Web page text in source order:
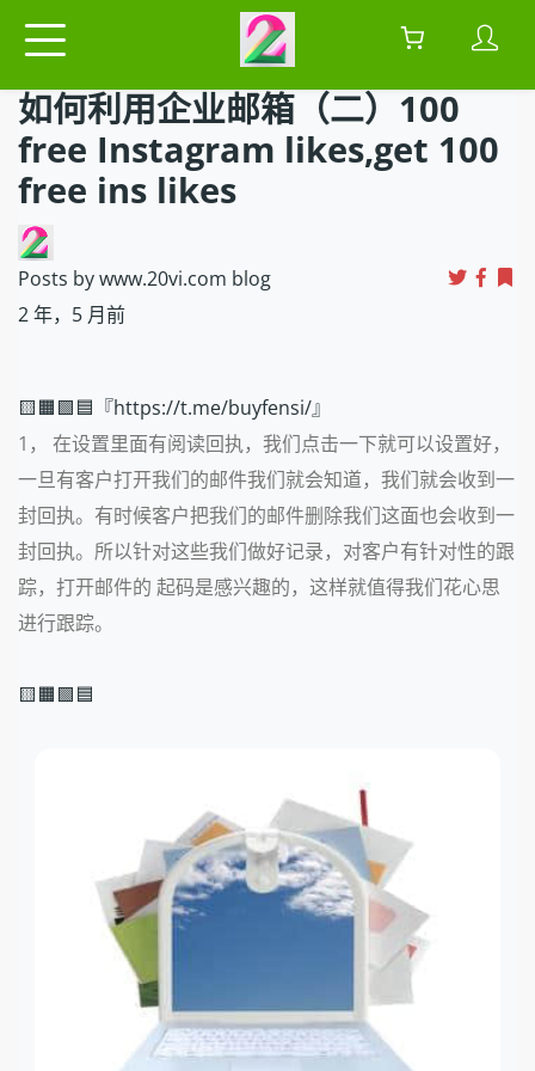
如何利用企业邮箱（二）100
free Instagram likes,get 100
free ins likes
Posts by www.20vi.com blog
2 年，5 月前
🟨🟧🟩🟦『https://t.me/buyfensi/』
1， 在设置里面有阅读回执，我们点击一下就可以设置好，
一旦有客户打开我们的邮件我们就会知道，我们就会收到一
封回执。有时候客户把我们的邮件删除我们这面也会收到一
封回执。所以针对这些我们做好记录，对客户有针对性的跟
踪，打开邮件的 起码是感兴趣的，这样就值得我们花心思
进行跟踪。
🟨🟧🟩🟦